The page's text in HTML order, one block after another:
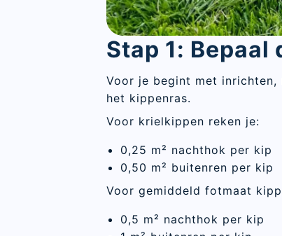
Stap 1:
Voor je begint met
het kippenras.
Voor krielkippen reken je:
0,25 m² nachthok per kip
0,50 m² buitenren per kip
Voor gemiddeld fotmaat
0,5 m² nachthok per kip